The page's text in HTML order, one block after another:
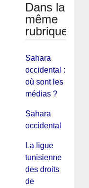
Dans la
même
rubrique
Sahara
occidental :
où sont les
médias ?
Sahara
occidental
La ligue
tunisienne
des droits
de